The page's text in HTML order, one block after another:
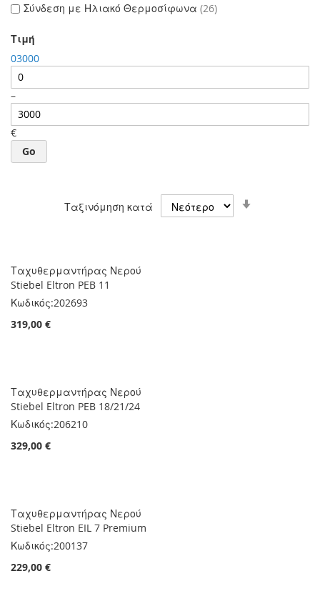
Ταξινόμηση κατά
Ταχυθερμαντήρας Νερού
Stiebel Eltron PEB 11
Κωδικός:202693
319,00 €
Ταχυθερμαντήρας Νερού
Stiebel Eltron PEB 18/21/24
Κωδικός:206210
329,00 €
Ταχυθερμαντήρας Νερού
Stiebel Eltron EIL 7 Premium
Κωδικός:200137
229,00 €
Σύνδεση με Ηλιακό Θερμοσίφωνα 26
Τιμή
03000
–
€
Go